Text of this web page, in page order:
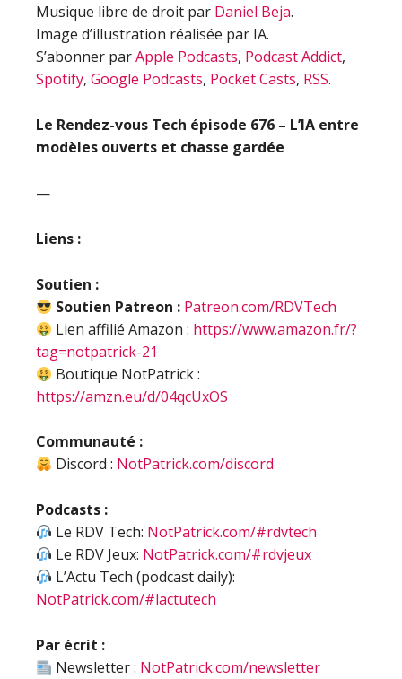
Musique libre de droit par Daniel Beja.
Image d’illustration réalisée par IA.
S’abonner parApple Podcasts, Podcast Addict,
Spotify, Google Podcasts, Pocket Casts, RSS.
Le Rendez-vous Tech épisode 676 – L’IA entre
modèles ouverts et chasse gardée
—
Liens :
Soutien :
Soutien Patreon : Patreon.com/RDVTech
Lien affilié Amazon : https://www.amazon.fr/?
tag=notpatrick-21
Boutique NotPatrick :
https://amzn.eu/d/04qcUxOS
Communauté :
Discord : NotPatrick.com/discord
Podcasts :
Le RDV Tech: NotPatrick.com/#rdvtech
Le RDV Jeux: NotPatrick.com/#rdvjeux
L’Actu Tech (podcast daily):
NotPatrick.com/#lactutech
Par écrit :
Newsletter : NotPatrick.com/newsletter